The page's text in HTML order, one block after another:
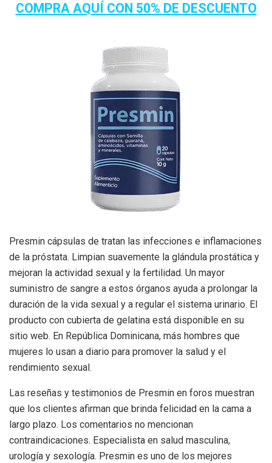
COMPRA AQUÍ CON 50% DE DESCUENTO
Presmin cápsulas de tratan las infecciones e inflamaciones
de la próstata. Limpian suavemente la glándula prostática y
mejoran la actividad sexual y la fertilidad. Un mayor
suministro de sangre a estos órganos ayuda a prolongar la
duración de la vida sexual y a regular el sistema urinario. El
producto con cubierta de gelatina está disponible en su
sitio web. En República Dominicana, más hombres que
mujeres lo usan a diario para promover la salud y el
rendimiento sexual.
Las reseñas y testimonios de Presmin en foros muestran
que los clientes afirman que brinda felicidad en la cama a
largo plazo. Los comentarios no mencionan
contraindicaciones. Especialista en salud masculina,
urología y sexología. Presmin es uno de los mejores